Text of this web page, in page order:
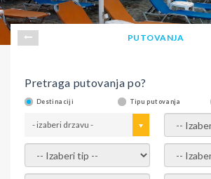
PUTOVANJA
Pretraga putovanja po?
Destinaciji Tipu putovanja
- izaberi drzavu - - izaberi
- izaberi tip - - izaberi